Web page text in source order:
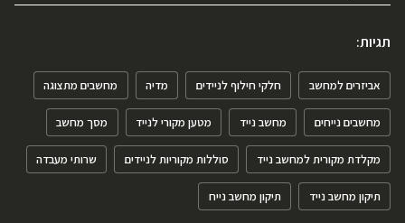
תגיות:
אביזרים למחשב חלקי חילוף לניידים מדיה מחשבים מתצוגה
מחשבים נייחים מחשב נייד מטען מקורי לנייד מסך מחשב
מקלדת מקורית למחשב נייד סוללות מקוריות לניידים שרותי מעבדה
תיקון מחשב נייד תיקון מחשב נייח